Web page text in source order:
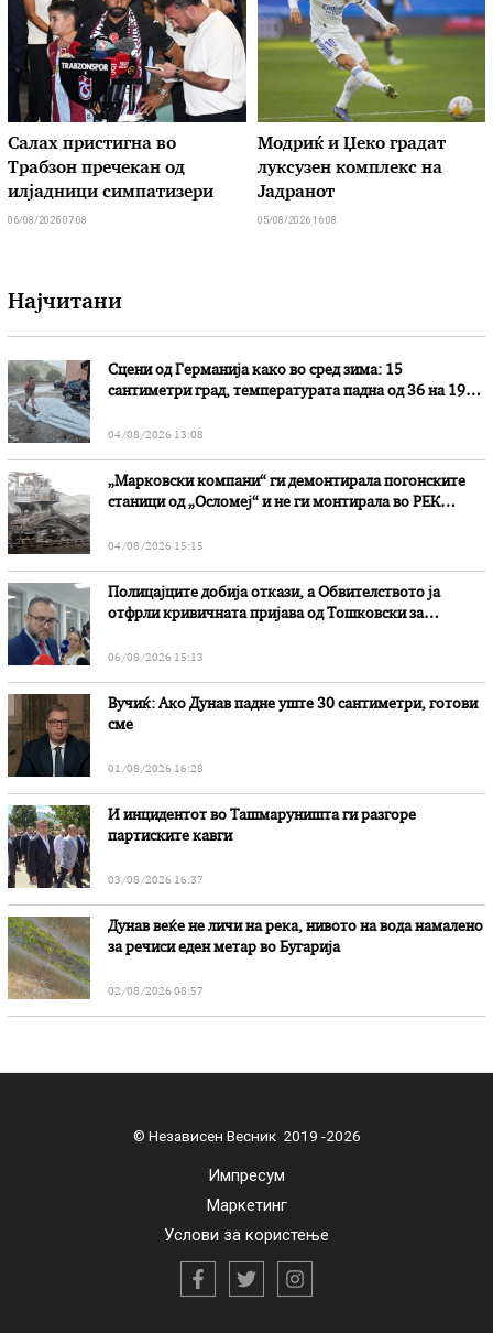
Салах пристигна во
Трабзон пречекан од
илјадници симпатизери
06/08/2026 07:08
Модриќ и Џеко градат
луксузен комплекс на
Јадранот
05/08/2026 16:08
Најчитани
Сцени од Германија како во сред зима: 15
сантиметри град, температурата падна од 36 на 19
04/08/2026 13:08
„Марковски компани“ ги демонтирала погонските
станици од „Осломеј“ и не ги монтирала во РЕК
04/08/2026 15:15
Полицајците добија откази, а Обвителството ја
отфрли кривичната пријава од Тошковски за
06/08/2026 15:13
Вучиќ: Ако Дунав падне уште 30 сантиметри, готови
сме
01/08/2026 16:28
И инцидентот во Ташмаруништa ги разгоре
партиските кавги
03/08/2026 16:37
Дунав веќе не личи на река, нивото на вода намалено
за речиси еден метар во Бугарија
02/08/2026 08:57
© Независен Весник 2019 -2026
Импресум
Маркетинг
Услови за користење